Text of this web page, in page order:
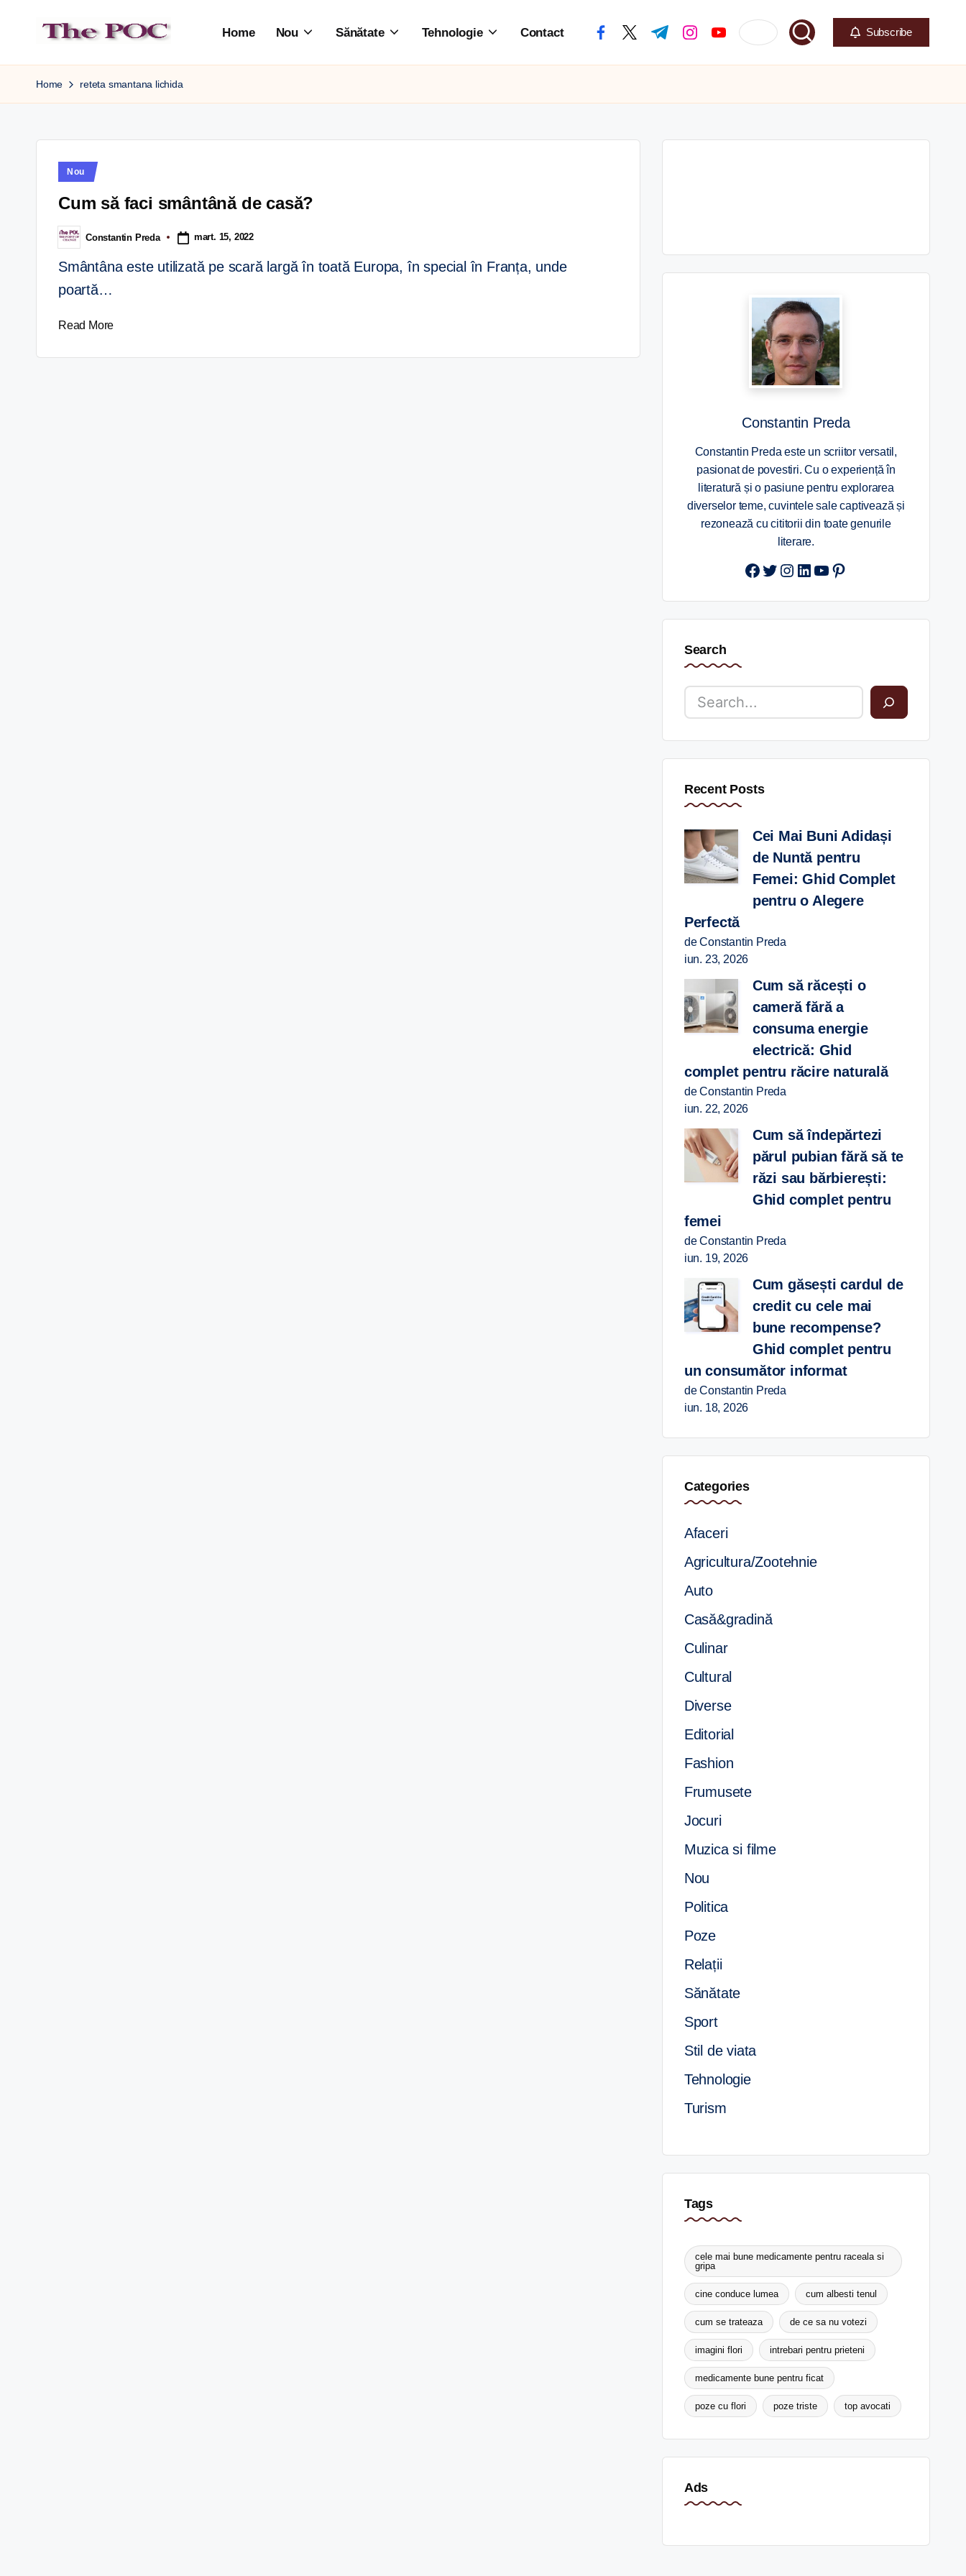
to
content
Home Nou Sănătate Tehnologie Contact Subscribe
Home reteta smantana lichida
Nou
Cum să faci smântână de casă?
Constantin Preda mart. 15, 2022
Smântâna este utilizată pe scară largă în toată Europa, în special în Franța, unde
poartă…
Read More
Constantin Preda
Constantin Preda este un scriitor versatil,
pasionat de povestiri. Cu o experiență în
literatură și o pasiune pentru explorarea
diverselor teme, cuvintele sale captivează și
rezonează cu cititorii din toate genurile
literare.
Twitter
Instagram
LinkedIn
YouTube
Pinterest
Search
Recent Posts
Cei Mai Buni Adidași
de Nuntă pentru
Femei: Ghid Complet
pentru o Alegere
Perfectă
de Constantin Preda
iun. 23, 2026
Cum să răcești o
cameră fără a
consuma energie
electrică: Ghid
complet pentru răcire naturală
de Constantin Preda
iun. 22, 2026
Cum să îndepărtezi
părul pubian fără să te
răzi sau bărbierești:
Ghid complet pentru
femei
de Constantin Preda
iun. 19, 2026
Cum găsești cardul de
credit cu cele mai
bune recompense?
Ghid complet pentru
un consumător informat
de Constantin Preda
iun. 18, 2026
Categories
Afaceri
Agricultura/Zootehnie
Auto
Casă&gradină
Culinar
Cultural
Diverse
Editorial
Fashion
Frumusete
Jocuri
Muzica si filme
Nou
Politica
Poze
Relații
Sănătate
Sport
Stil de viata
Tehnologie
Turism
Tags
cele mai bune medicamente pentru raceala si
gripa
cine conduce lumea cum albesti tenul
cum se trateaza de ce sa nu votezi
imagini flori intrebari pentru prieteni
medicamente bune pentru ficat
poze cu flori poze triste top avocati
Ads